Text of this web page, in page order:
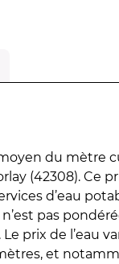
du mètre
(42308). Ce
d’eau
pas
prix de l’eau
et